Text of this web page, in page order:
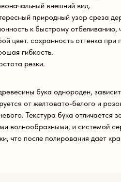
внешний вид.
природный узор среза
к быстрому отбеливанию,
цвет. сохранность оттенка при
гибкость.
резки.
бука однороден,
от желтовато-белого и
Текстура бука отличается
волнообразными, и системой
что после полирования дает